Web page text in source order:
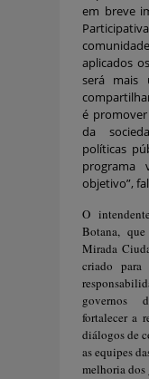
em breve
aplicados
será mais
é p
da
políticas
programa
objetivo”,
O
Botana,
Mirada
criado para
governos
fortalecer a
diálogos de
as equipes d
melhoria dos